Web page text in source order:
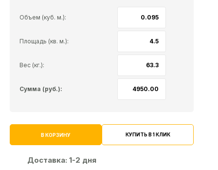
Объем (куб. м.):
Площадь (кв. м.):
Вес (кг.):
Сумма (руб.):
В КОРЗИНУ КУПИТЬ В 1 КЛИК
Доставка: 1-2 дня